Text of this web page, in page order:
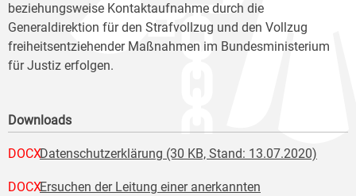
beziehungsweise Kontaktaufnahme durch die
Generaldirektion für den Strafvollzug und den Vollzug
freiheitsentziehender Maßnahmen im Bundesministerium
für Justiz erfolgen.
Downloads
DOCXDatenschutzerklärung (30 KB, Stand: 13.07.2020)
DOCXErsuchen der Leitung einer anerkannten